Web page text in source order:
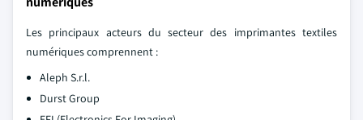
Les principaux acteurs du secteur des imprimantes textiles
numériques comprennent :
Aleph S.r.l.
Durst Group